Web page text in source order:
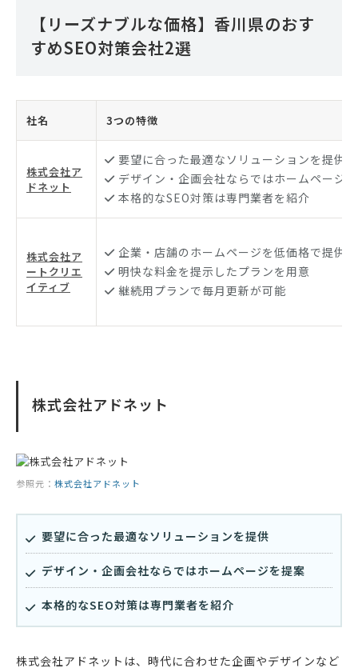
【リーズナブルな価格】香川県のおす
すめSEO対策会社2選
社名 3つの特徴
株式会社ア
ドネット
要望に合った最適なソリューションを提供
デザイン・企画会社ならではホームページ
本格的なSEO対策は専門業者を紹介
株式会社ア
ートクリエ
イティブ
企業・店舗のホームページを低価格で提供
明快な料金を提示したプランを用意
継続用プランで毎月更新が可能
株式会社アドネット
参照元： 株式会社アドネット
要望に合った最適なソリューションを提供
デザイン・企画会社ならではホームページを提案
本格的なSEO対策は専門業者を紹介
株式会社アドネットは、時代に合わせた企画やデザインなど